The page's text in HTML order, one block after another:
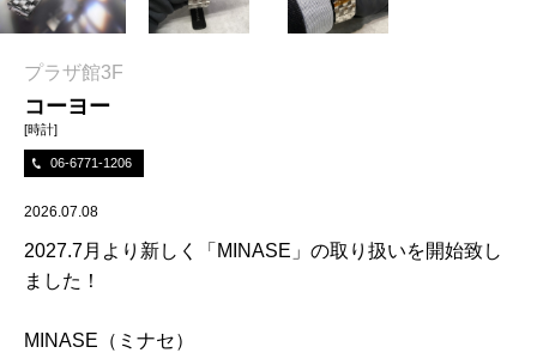
プラザ館3F
コーヨー
[時計]
06-6771-1206
2026.07.08
2027.7月より新しく「MINASE」の取り扱いを開始致し
ました！
MINASE（ミナセ）